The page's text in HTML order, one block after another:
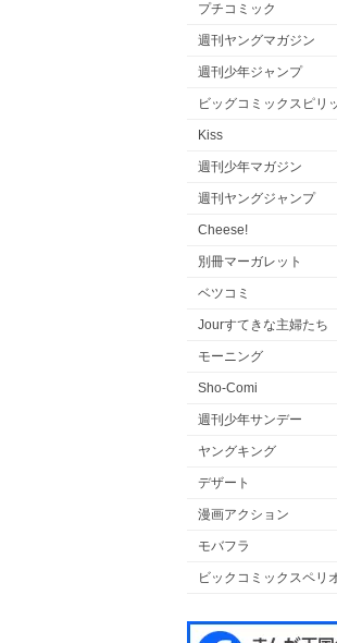
プチコミック
週刊ヤングマガジン
週刊少年ジャンプ
ビッグコミックスピリ
Kiss
週刊少年マガジン
週刊ヤングジャンプ
Cheese!
別冊マーガレット
ベツコミ
Jourすてきな主婦たち
モーニング
Sho-Comi
週刊少年サンデー
ヤングキング
デザート
漫画アクション
モバフラ
ビックコミックスペリ